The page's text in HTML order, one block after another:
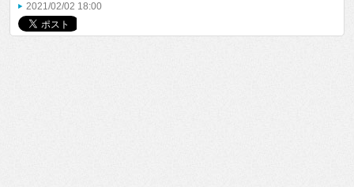
2021/02/02 18:00